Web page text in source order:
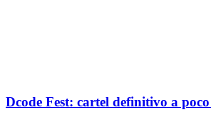
Dcode Fest: cartel definitivo a